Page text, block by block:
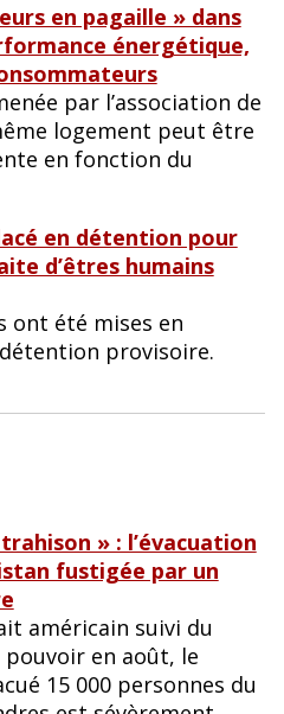
en pagaille » dans
énergétique,
par l’association de
logement peut être
en fonction du
en détention pour
d’êtres humains
ont été mises en
provisoire.
» : l’évacuation
fustigée par un
américain suivi du
en août, le
15 000 personnes du